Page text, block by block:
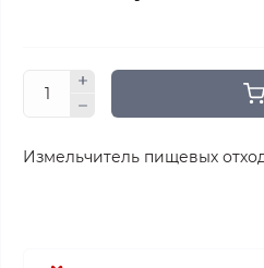
Измельчитель пищевых